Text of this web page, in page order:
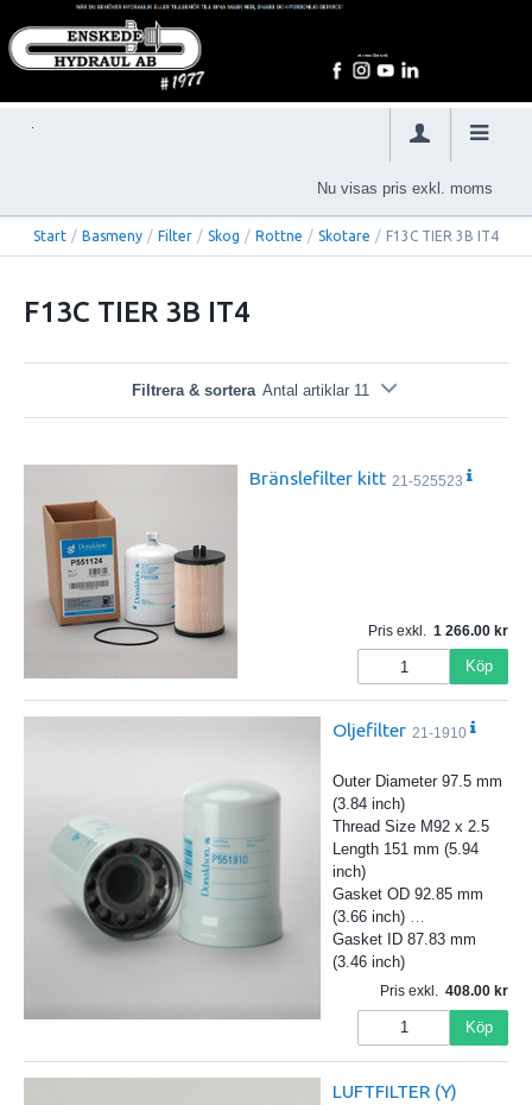
Nu visas pris exkl. moms
Start / Basmeny / Filter / Skog / Rottne / Skotare / F13C TIER 3B IT4
F13C TIER 3B IT4
Filtrera & sortera Antal artiklar 11
Bränslefilter kitt 21-525523
Pris exkl. 1 266.00
Köp
Oljefilter 21-1910
Outer Diameter 97.5 mm
(3.84 inch)
Thread Size M92 x 2.5
Length 151 mm (5.94
inch)
Gasket OD 92.85 mm
(3.66 inch)
Gasket ID 87.83 mm
(3.46 inch)
Pris exkl. 408.00
Köp
LUFTFILTER (Y)